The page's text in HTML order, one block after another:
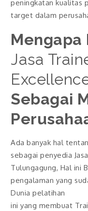
peningkatan kualitas
target dalam
Mengapa
Jasa
Sebagai
Ada banyak hal
sebagai penyedia
Tulungagung, Hal ini
pengalaman yang
Dunia pelatihan
ini yang membuat